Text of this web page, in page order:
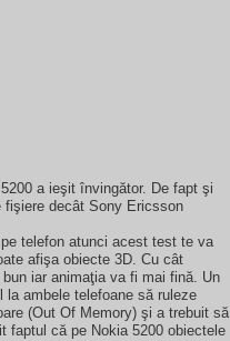
a ieşit învingător. De fapt şi
decât Sony Ericsson
telefon atunci acest test te va
afişa obiecte 3D. Cu cât
iar animaţia va fi mai fină. Un
ambele telefoane să ruleze
(Out Of Memory) şi a trebuit să
faptul că pe Nokia 5200 obiectele